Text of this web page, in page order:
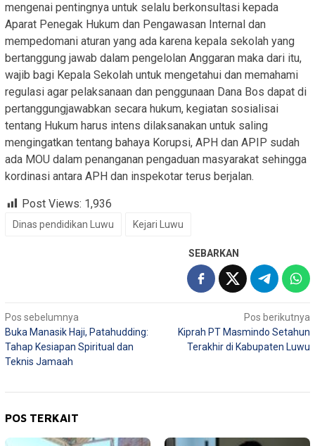
mengenai pentingnya untuk selalu berkonsultasi kepada
Aparat Penegak Hukum dan Pengawasan Internal dan
mempedomani aturan yang ada karena kepala sekolah yang
bertanggung jawab dalam pengelolan Anggaran maka dari itu,
wajib bagi Kepala Sekolah untuk mengetahui dan memahami
regulasi agar pelaksanaan dan penggunaan Dana Bos dapat di
pertanggungjawabkan secara hukum, kegiatan sosialisai
tentang Hukum harus intens dilaksanakan untuk saling
mengingatkan tentang bahaya Korupsi, APH dan APIP sudah
ada MOU dalam penanganan pengaduan masyarakat sehingga
kordinasi antara APH dan inspekotar terus berjalan.
Post Views: 1,936
Dinas pendidikan Luwu Kejari Luwu
SEBARKAN
Navigasi
pos
Pos sebelumnya
Buka Manasik Haji, Patahudding:
Tahap Kesiapan Spiritual dan
Teknis Jamaah
Pos berikutnya
Kiprah PT Masmindo Setahun
Terakhir di Kabupaten Luwu
POS TERKAIT